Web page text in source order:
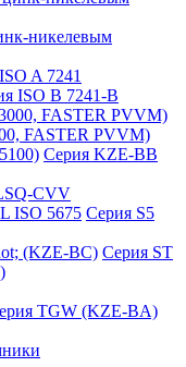
никелевым
A 7241
ISO B 7241-B
FASTER PVVM)
Серия KZE-BB
CVV
Серия S5
Серия ST
TGW (KZE-BA)